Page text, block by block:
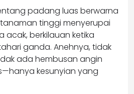
padang luas berwarna
tinggi menyerupai
acak, berkilauan ketika
ganda. Anehnya, tidak
ada hembusan angin
kesunyian yang